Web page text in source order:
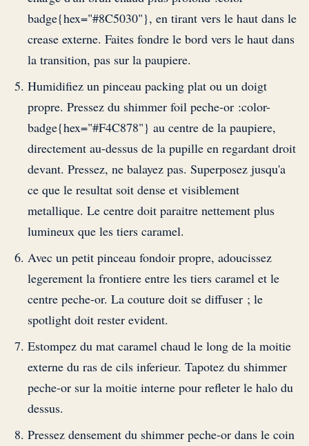
badge{hex="#8C5030"}, en tirant vers le haut dans le
crease externe. Faites fondre le bord vers le haut dans
la transition, pas sur la paupiere.
Humidifiez un pinceau packing plat ou un doigt
propre. Pressez du shimmer foil peche-or :color-
badge{hex="#F4C878"} au centre de la paupiere,
directement au-dessus de la pupille en regardant droit
devant. Pressez, ne balayez pas. Superposez jusqu'a
ce que le resultat soit dense et visiblement
metallique. Le centre doit paraitre nettement plus
lumineux que les tiers caramel.
Avec un petit pinceau fondoir propre, adoucissez
legerement la frontiere entre les tiers caramel et le
centre peche-or. La couture doit se diffuser ; le
spotlight doit rester evident.
Estompez du mat caramel chaud le long de la moitie
externe du ras de cils inferieur. Tapotez du shimmer
peche-or sur la moitie interne pour refleter le halo du
dessus.
Pressez densement du shimmer peche-or dans le coin